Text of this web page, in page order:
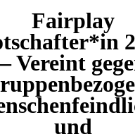
Fairplay
– Vereint
und